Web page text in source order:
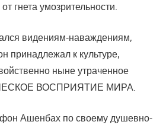
гнета умозрительности.
видениям-наваждениям,
принадлежал к культуре,
ныне утраченное
ВОСПРИЯТИЕ МИРА.
Ашенбах по своему душевно-